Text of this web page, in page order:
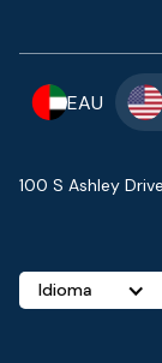
EAU
100 S Ashley
Idioma